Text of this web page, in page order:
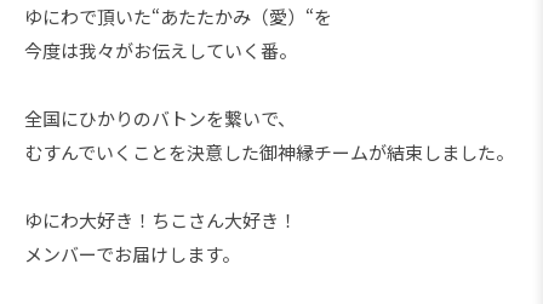
ゆにわで頂いた“あたたかみ（愛）“を
今度は我々がお伝えしていく番。
全国にひかりのバトンを繋いで、
むすんでいくことを決意した御神縁チームが結束しました。
ゆにわ大好き！ちこさん大好き！
メンバーでお届けします。